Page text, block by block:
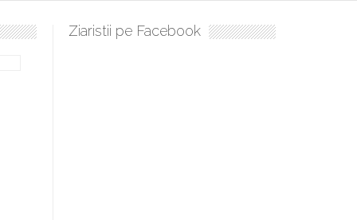
Sculați, sculați, boieri mari! Sara Nukina are nevoie de ajutorul
Ziaristii pe Facebook